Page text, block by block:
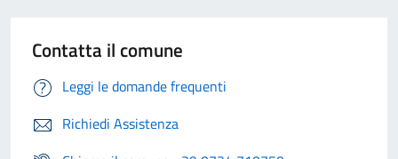
Contatta il comune
Leggi le domande frequenti
Richiedi Assistenza